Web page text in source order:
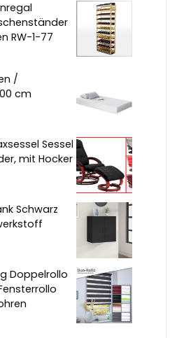
RW-1-77
/
cm
Sessel
mit Hocker
Schwarz
Doppelrollo